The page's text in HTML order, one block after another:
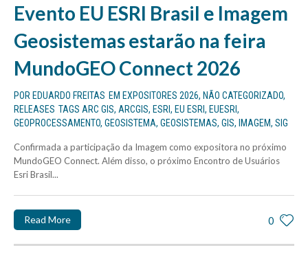
Evento EU ESRI Brasil e Imagem
Geosistemas estarão na feira
MundoGEO Connect 2026
POR EDUARDO FREITAS EM EXPOSITORES 2026, NÃO CATEGORIZADO,
RELEASES TAGS ARC GIS, ARCGIS, ESRI , EU ESRI , EUESRI ,
GEOPROCESSAMENTO, GEOSISTEMA, GEOSISTEMAS, GIS, IMAGEM, SIG
Confirmada a participação da Imagem como expositora no próximo
MundoGEO Connect. Além disso, o próximo Encontro de Usuários
Esri Brasil...
0
Read More